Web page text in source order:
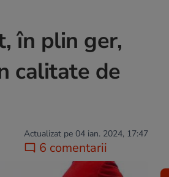
în plin ger,
calitate de
Actualizat pe 04 ian. 2024, 17:47
6 comentarii